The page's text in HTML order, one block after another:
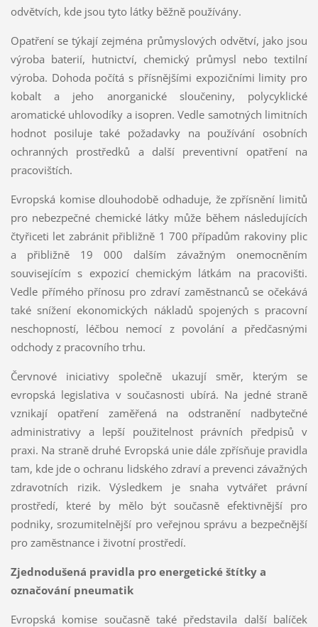
odvětvích, kde jsou tyto látky běžně používány.
Opatření se týkají zejména průmyslových odvětví, jako jsou
výroba baterií, hutnictví, chemický průmysl nebo textilní
výroba. Dohoda počítá s přísnějšími expozičními limity pro
kobalt a jeho anorganické sloučeniny, polycyklické
aromatické uhlovodíky a isopren. Vedle samotných limitních
hodnot posiluje také požadavky na používání osobních
ochranných prostředků a další preventivní opatření na
pracovištích.
Evropská komise dlouhodobě odhaduje, že zpřísnění limitů
pro nebezpečné chemické látky může během následujících
čtyřiceti let zabránit přibližně 1 700 případům rakoviny plic
a přibližně 19 000 dalším závažným onemocněním
souvisejícím s expozicí chemickým látkám na pracovišti.
Vedle přímého přínosu pro zdraví zaměstnanců se očekává
také snížení ekonomických nákladů spojených s pracovní
neschopností, léčbou nemocí z povolání a předčasnými
odchody z pracovního trhu.
Červnové iniciativy společně ukazují směr, kterým se
evropská legislativa v současnosti ubírá. Na jedné straně
vznikají opatření zaměřená na odstranění nadbytečné
administrativy a lepší použitelnost právních předpisů v
praxi. Na straně druhé Evropská unie dále zpřísňuje pravidla
tam, kde jde o ochranu lidského zdraví a prevenci závažných
zdravotních rizik. Výsledkem je snaha vytvářet právní
prostředí, které by mělo být současně efektivnější pro
podniky, srozumitelnější pro veřejnou správu a bezpečnější
pro zaměstnance i životní prostředí.
Zjednodušená pravidla pro energetické štítky a
označování pneumatik
Evropská komise současně také představila další balíček